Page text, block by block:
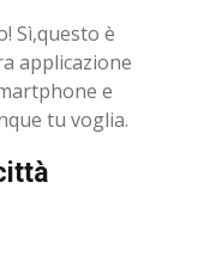
Sì,questo è
applicazione
e
tu voglia.